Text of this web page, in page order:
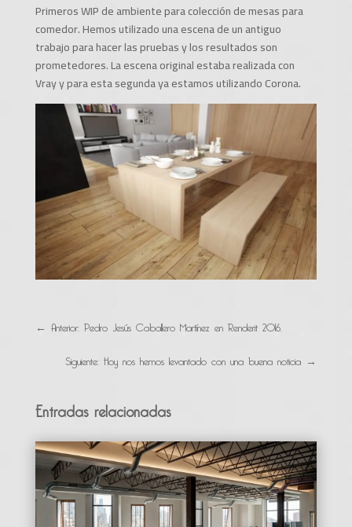
Primeros WIP de ambiente para colección de mesas para
comedor. Hemos utilizado una escena de un antiguo
trabajo para hacer las pruebas y los resultados son
prometedores. La escena original estaba realizada con
Vray y para esta segunda ya estamos utilizando Corona.
← Anterior: Pedro Jesús Caballero Martínez en Renderit 2016.
Siguiente: Hoy nos hemos levantado con una buena noticia →
Entradas relacionadas